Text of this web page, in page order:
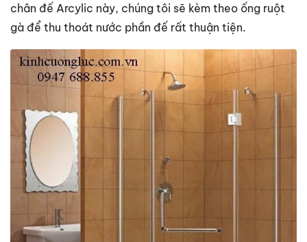
chân đế Arcylic này, chúng tôi sẽ kèm theo ống ruột
gà để thu thoát nước phần đế rất thuận tiện.